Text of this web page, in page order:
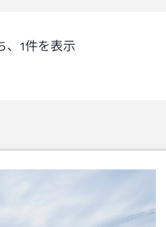
1件を表示